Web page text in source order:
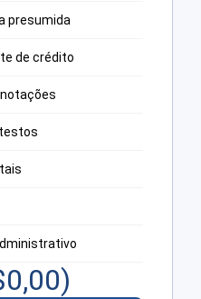
presumida
de crédito
0,00)